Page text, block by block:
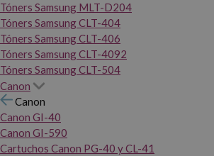
Tóners Samsung MLT-D204
Tóners Samsung CLT-404
Tóners Samsung CLT-406
Tóners Samsung CLT-4092
Tóners Samsung CLT-504
Canon
Canon
Canon GI-40
Canon GI-590
Cartuchos Canon PG-40 y CL-41